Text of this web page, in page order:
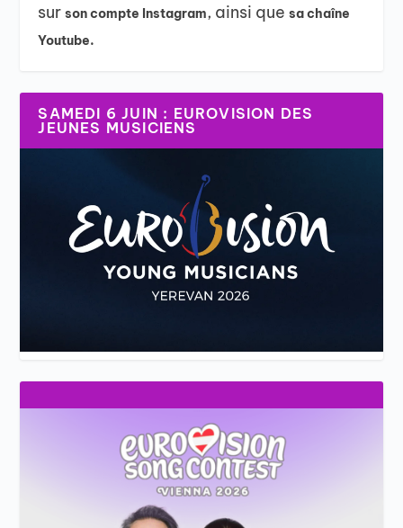
surson compte Instagram, ainsi quesa chaîne
Youtube.
SAMEDI 6 JUIN : EUROVISION DES
JEUNES MUSICIENS